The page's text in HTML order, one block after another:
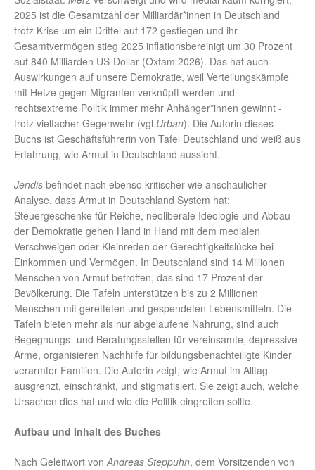
2025 ist die Gesamtzahl der Milliardär*innen in Deutschland
trotz Krise um ein Drittel auf 172 gestiegen und ihr
Gesamtvermögen stieg 2025 inflationsbereinigt um 30 Prozent
auf 840 Milliarden US-Dollar (Oxfam 2026). Das hat auch
Auswirkungen auf unsere Demokratie, weil Verteilungskämpfe
mit Hetze gegen Migranten verknüpft werden und
rechtsextreme Politik immer mehr Anhänger*innen gewinnt -
trotz vielfacher Gegenwehr (vgl.Urban). Die Autorin dieses
Buchs ist Geschäftsführerin von Tafel Deutschland und weiß aus
Erfahrung, wie Armut in Deutschland aussieht.
Jendis befindet nach ebenso kritischer wie anschaulicher
Analyse, dass Armut in Deutschland System hat:
Steuergeschenke für Reiche, neoliberale Ideologie und Abbau
der Demokratie gehen Hand in Hand mit dem medialen
Verschweigen oder Kleinreden der Gerechtigkeitslücke bei
Einkommen und Vermögen. In Deutschland sind 14 Millionen
Menschen von Armut betroffen, das sind 17 Prozent der
Bevölkerung. Die Tafeln unterstützen bis zu 2 Millionen
Menschen mit geretteten und gespendeten Lebensmitteln. Die
Tafeln bieten mehr als nur abgelaufene Nahrung, sind auch
Begegnungs- und Beratungsstellen für vereinsamte, depressive
Arme, organisieren Nachhilfe für bildungsbenachteiligte Kinder
verarmter Familien. Die Autorin zeigt, wie Armut im Alltag
ausgrenzt, einschränkt, und stigmatisiert. Sie zeigt auch, welche
Ursachen dies hat und wie die Politik eingreifen sollte.
Aufbau und Inhalt des Buches
Nach Geleitwort vonAndreas Steppuhn, dem Vorsitzenden von